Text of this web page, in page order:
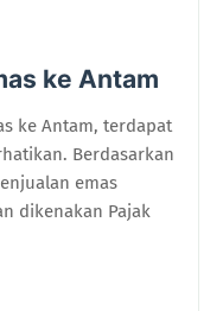
ke Antam
ke Antam, terdapat
Berdasarkan
emas
dikenakan Pajak